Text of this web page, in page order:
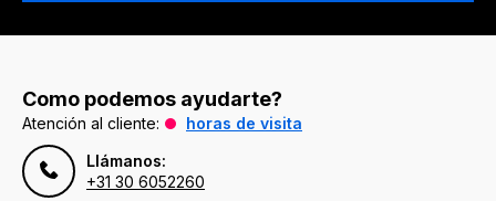
Como podemos ayudarte?
Atención al cliente:
horas de visita
Llámanos:
+31 30 6052260